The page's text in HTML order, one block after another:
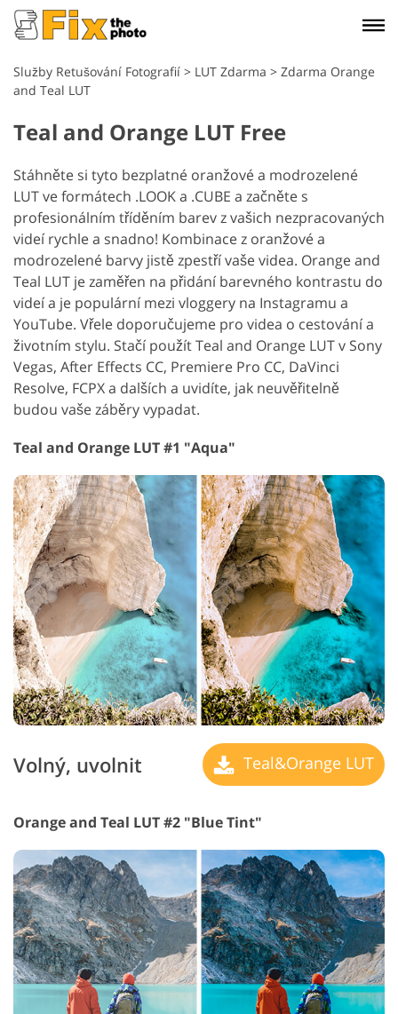
Služby Retušování Fotografií > LUT Zdarma > Zdarma Orange
and Teal LUT
Teal and Orange LUT Free
Stáhněte si tyto bezplatné oranžové a modrozelené
LUT ve formátech .LOOK a .CUBE a začněte s
profesionálním tříděním barev z vašich nezpracovaných
videí rychle a snadno! Kombinace z oranžové a
modrozelené barvy jistě zpestří vaše videa. Orange and
Teal LUT je zaměřen na přidání barevného kontrastu do
videí a je populární mezi vloggery na Instagramu a
YouTube. Vřele doporučujeme pro videa o cestování a
životním stylu. Stačí použít Teal and Orange LUT v Sony
Vegas, After Effects CC, Premiere Pro CC, DaVinci
Resolve, FCPX a dalších a uvidíte, jak neuvěřitelně
budou vaše záběry vypadat.
Teal and Orange LUT #1 "Aqua"
Volný, uvolnit Teal&Orange LUT
Orange and Teal LUT #2 "Blue Tint"